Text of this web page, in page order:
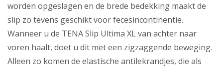
worden opgeslagen en de brede bedekking maakt de
slip zo tevens geschikt voor fecesincontinentie.
Wanneer u de TENA Slip Ultima XL van achter naar
voren haalt, doet u dit met een zigzaggende beweging.
Alleen zo komen de elastische antilekrandjes, die als